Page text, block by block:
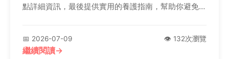
點詳細資訊，最後提供實用的養護指南，幫助你避免常
📅 2026-07-09 👁️ 132次瀏覽
繼續閱讀